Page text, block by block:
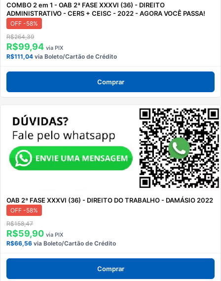
COMBO 2 em 1 - OAB 2ª FASE XXXVI (36) - DIREITO
ADMINISTRATIVO - CERS + CEISC - 2022 - AGORA VOCÊ PASSA!
OFF -58%
R$264,39
R$99,94 via PIX
R$111,04 via Boleto/Cartão de Crédito
Comprar
OAB 2ª FASE XXXVI (36) - DIREITO DO TRABALHO - DAMÁSIO 2022
OFF -58%
R$158,47
R$59,90 via PIX
R$66,56 via Boleto/Cartão de Crédito
Comprar